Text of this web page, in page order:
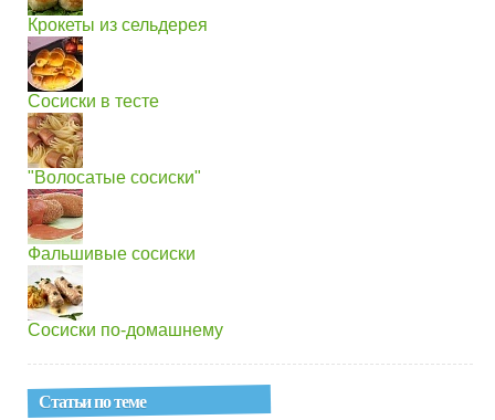
Крокеты из сельдерея
Сосиски в тесте
"Волосатые сосиски"
Фальшивые сосиски
Сосиски по-домашнему
Статьи по теме